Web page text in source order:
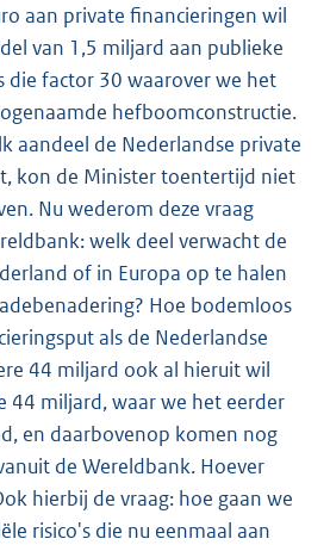
aan private financieringen wil
van 1,5 miljard aan publieke
die factor 30 waarover we het
hefboomconstructie.
aandeel de Nederlandse private
kon de Minister toentertijd niet
Nu wederom deze vraag
welk deel verwacht de
of in Europa op te halen
Hoe bodemloos
als de Nederlandse
44 miljard ook al hieruit wil
44 miljard, waar we het eerder
en daarbovenop komen nog
de Wereldbank. Hoever
hierbij de vraag: hoe gaan we
risico's die nu eenmaal aan